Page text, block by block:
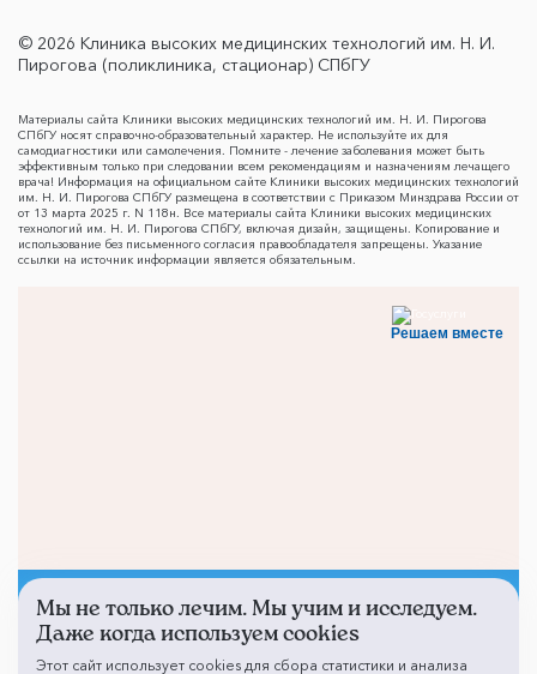
© 2026 Клиника высоких медицинских технологий им. Н. И.
Пирогова (поликлиника, стационар) СПбГУ
Материалы сайта Клиники высоких медицинских технологий им. Н. И. Пирогова
СПбГУ носят справочно-образовательный характер. Не используйте их для
самодиагностики или самолечения. Помните - лечение заболевания может быть
эффективным только при следовании всем рекомендациям и назначениям лечащего
врача! Информация на официальном сайте Клиники высоких медицинских технологий
им. Н. И. Пирогова СПбГУ размещена в соответствии с Приказом Минздрава России от
от 13 марта 2025 г. N 118н. Все материалы сайта Клиники высоких медицинских
технологий им. Н. И. Пирогова СПбГУ, включая дизайн, защищены. Копирование и
использование без письменного согласия правообладателя запрещены. Указание
ссылки на источник информации является обязательным.
Решаем вместе
Не смогли записаться к
врачу?
Мы не только лечим. Мы учим и исследуем.
Даже когда используем cookies
Этот сайт использует cookies для сбора статистики и анализа